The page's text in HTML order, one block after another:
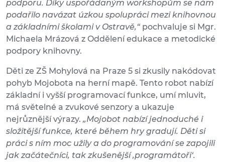
podporu. Díky uspořádaným workshopům se nám
podařilo navázat úzkou spolupráci mezi knihovnou
a základními školami v Ostravě,“ pochvaluje si Mgr.
Michaela Mrázová z Oddělení edukace a metodické
podpory knihovny.
Děti ze ZŠ Mohylová na Praze 5 si zkusily nakódovat
pohyb Mojobota na herní mapě. Tento robot nabízí
základní i vyšší programovací funkce, umí mluvit,
má světelné a zvukové senzory a ukazuje
nejrůznější výrazy. „Mojobot nabízí jednoduché i
složitější funkce, které během hry gradují. Děti si
práci s ním moc užily a do programování se zapojili
jak začátečníci, tak zkušenější ‚programátoři‘.